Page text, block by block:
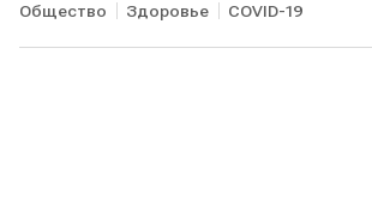
Общество Здоровье COVID-19
вакцинация коронавирус Спутник V